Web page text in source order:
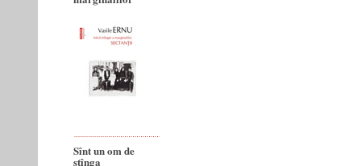
Sînt un om de
stînga